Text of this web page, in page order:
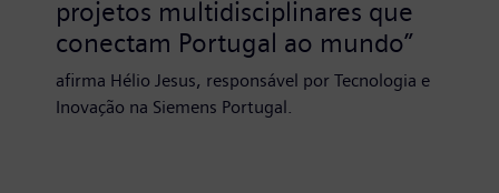
projetos multidisciplinares que
conectam Portugal ao mundo”
afirma Hélio Jesus, responsável por Tecnologia e
Inovação na Siemens Portugal.